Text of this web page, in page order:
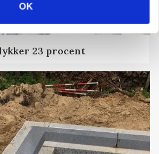
OK
23 procent